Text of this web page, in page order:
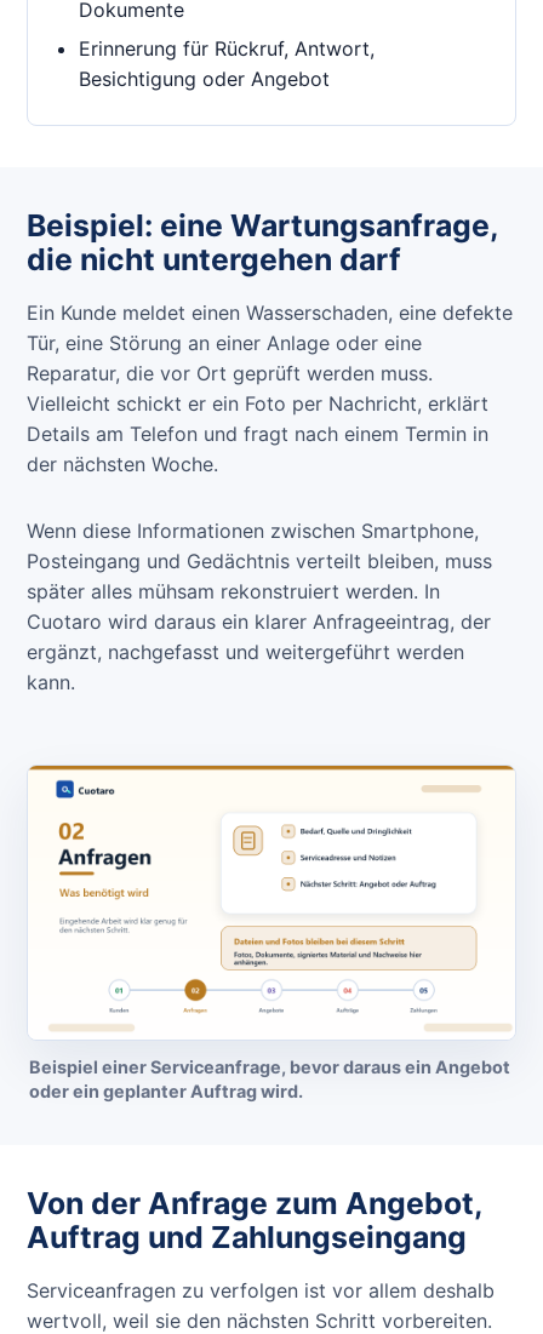
Dokumente
Erinnerung für Rückruf, Antwort,
Besichtigung oder Angebot
Beispiel: eine Wartungsanfrage,
die nicht untergehen darf
Ein Kunde meldet einen Wasserschaden, eine defekte
Tür, eine Störung an einer Anlage oder eine
Reparatur, die vor Ort geprüft werden muss.
Vielleicht schickt er ein Foto per Nachricht, erklärt
Details am Telefon und fragt nach einem Termin in
der nächsten Woche.
Wenn diese Informationen zwischen Smartphone,
Posteingang und Gedächtnis verteilt bleiben, muss
später alles mühsam rekonstruiert werden. In
Cuotaro wird daraus ein klarer Anfrageeintrag, der
ergänzt, nachgefasst und weitergeführt werden
kann.
Beispiel einer Serviceanfrage, bevor daraus ein Angebot
oder ein geplanter Auftrag wird.
Von der Anfrage zum Angebot,
Auftrag und Zahlungseingang
Serviceanfragen zu verfolgen ist vor allem deshalb
wertvoll, weil sie den nächsten Schritt vorbereiten.